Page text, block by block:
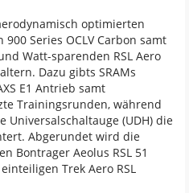
optimierten
Series OCLV Carbon samt
Watt-sparenden RSL Aero
Dazu gibts SRAMs
E1 Antrieb samt
Trainingsrunden, während
Universalschaltauge (UDH) die
Abgerundet wird die
Bontrager Aeolus RSL 51
Trek Aero RSL